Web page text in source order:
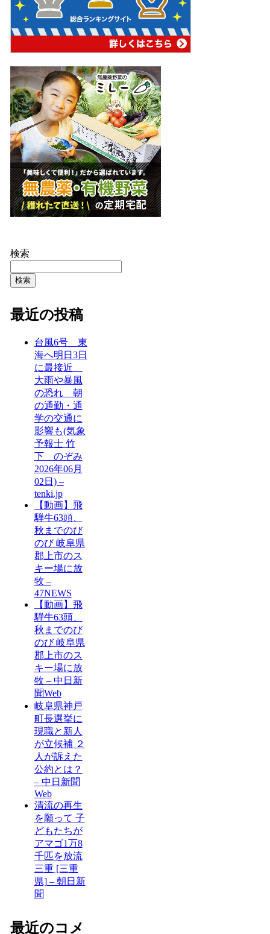
検索
検索
最近の投稿
台風6号 東
海へ明日3日
に最接近
大雨や暴風
の恐れ 朝
の通勤・通
学の交通に
影響も(気象
予報士 竹
下 のぞみ
2026年06月
02日) –
tenki.jp
【動画】飛
騨牛63頭、
秋までのび
のび 岐阜県
郡上市のス
キー場に放
牧 –
47NEWS
【動画】飛
騨牛63頭、
秋までのび
のび 岐阜県
郡上市のス
キー場に放
牧 – 中日新
聞Web
岐阜県神戸
町長選挙に
現職と新人
が立候補 ２
人が訴えた
公約とは？
– 中日新聞
Web
清流の再生
を願って 子
どもたちが
アマゴ1万8
千匹を放流
三重 [三重
県] – 朝日新
聞
最近のコメ